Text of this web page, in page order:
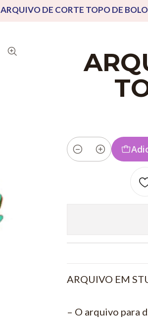
ARQUIVO DE CORTE TOPO DE
Quantidade
ARQUIVO EM
– O arquivo para